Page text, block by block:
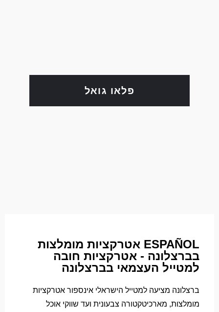
פלאו גואל
ESPAÑOL אטרקציות מומלצות
בברצלונה - אטרקציות חובה
למטייל העצמאי בברצלונה
ברצלונה מציעה למטייל הישראלי אינספור אטרקציות
מומלצות, מארכיטקטורה צבעונית ועד שווקי אוכל